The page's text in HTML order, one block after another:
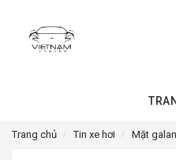
Trang chủ Tin xe hơi Mặt